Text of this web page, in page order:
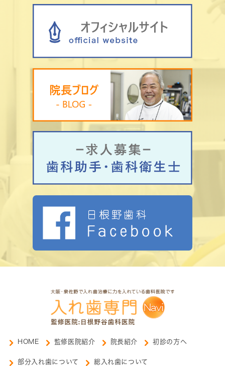
HOME 監修医院紹介 院長紹介 初診の方へ
部分入れ歯について 総入れ歯について